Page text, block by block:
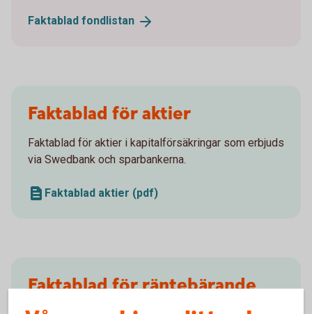
Faktablad fondlistan
Faktablad för aktier
Faktablad för aktier i kapitalförsäkringar som erbjuds
via Swedbank och sparbankerna.
Faktablad aktier (pdf)
Faktablad för räntebärande